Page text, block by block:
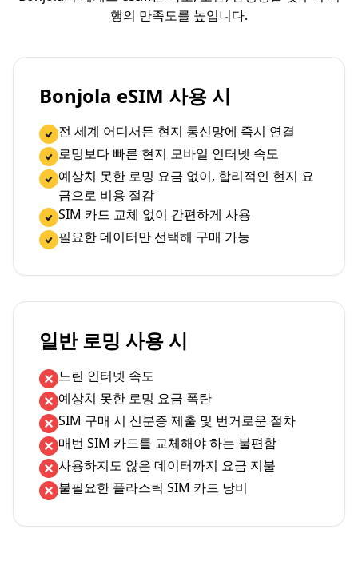
행의 만족도를 높입니다.
Bonjola eSIM 사용 시
전 세계 어디서든 현지 통신망에 즉시 연결
로밍보다 빠른 현지 모바일 인터넷 속도
예상치 못한 로밍 요금 없이, 합리적인 현지 요
금으로 비용 절감
SIM 카드 교체 없이 간편하게 사용
필요한 데이터만 선택해 구매 가능
일반 로밍 사용 시
느린 인터넷 속도
예상치 못한 로밍 요금 폭탄
SIM 구매 시 신분증 제출 및 번거로운 절차
매번 SIM 카드를 교체해야 하는 불편함
사용하지도 않은 데이터까지 요금 지불
불필요한 플라스틱 SIM 카드 낭비